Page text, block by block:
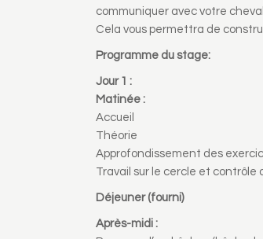
communiquer avec votre
Cela vous permettra de
Programme du stage:
Jour 1 :
Matinée :
Accueil
Théorie
Approfondissement des
Travail sur le cercle et contrôle
Déjeuner (fourni)
Après-midi :